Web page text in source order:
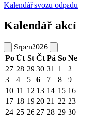
Kalendář svozu odpadu
Kalendář akcí
Srpen2026
Po Út St Čt Pá So Ne
27 28 29 30 31 1
2
3
4 5 6 7 8
9
10 11 12 13 14 15 16
17 18 19 20 21 22 23
24 25 26 27 28 29 30